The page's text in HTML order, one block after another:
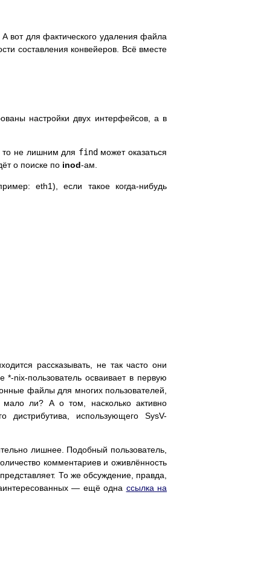
вот для фактического удаления файла
составления конвейеров. Всё вместе
настройки двух интерфейсов, а в
то не лишним для find может оказаться
о поиске по inod-ам.
eth1), если такое когда-нибудь
рассказывать, не так часто они
nix-пользователь осваивает в первую
файлы для многих пользователей,
мало ли? А о том, насколько активно
использующего SysV-
лишнее. Подобный пользователь,
комментариев и оживлённость
То же обсуждение, правда,
— ещё одна ссылка на